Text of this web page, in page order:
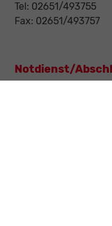
Tel: 02651/493755
Fax: 02651/493757
Notdienst/